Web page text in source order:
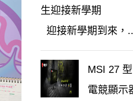
生迎接新學期
迎接新學期到來，
MSI 27
電競顯示